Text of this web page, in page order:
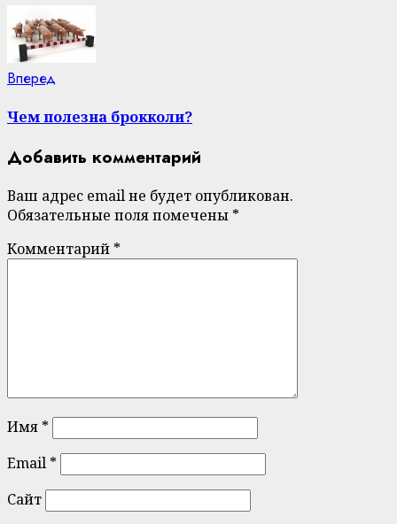
Вперед
Чем полезна брокколи?
Добавить комментарий
Ваш адрес email не будет опубликован.
Обязательные поля помечены *
Комментарий *
Имя *
Email *
Сайт